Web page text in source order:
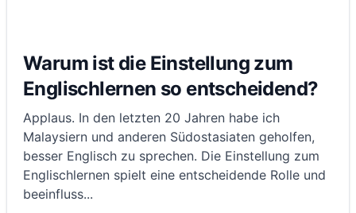
Warum ist die Einstellung zum
Englischlernen so entscheidend?
Applaus. In den letzten 20 Jahren habe ich
Malaysiern und anderen Südostasiaten geholfen,
besser Englisch zu sprechen. Die Einstellung zum
Englischlernen spielt eine entscheidende Rolle und
beeinfluss...